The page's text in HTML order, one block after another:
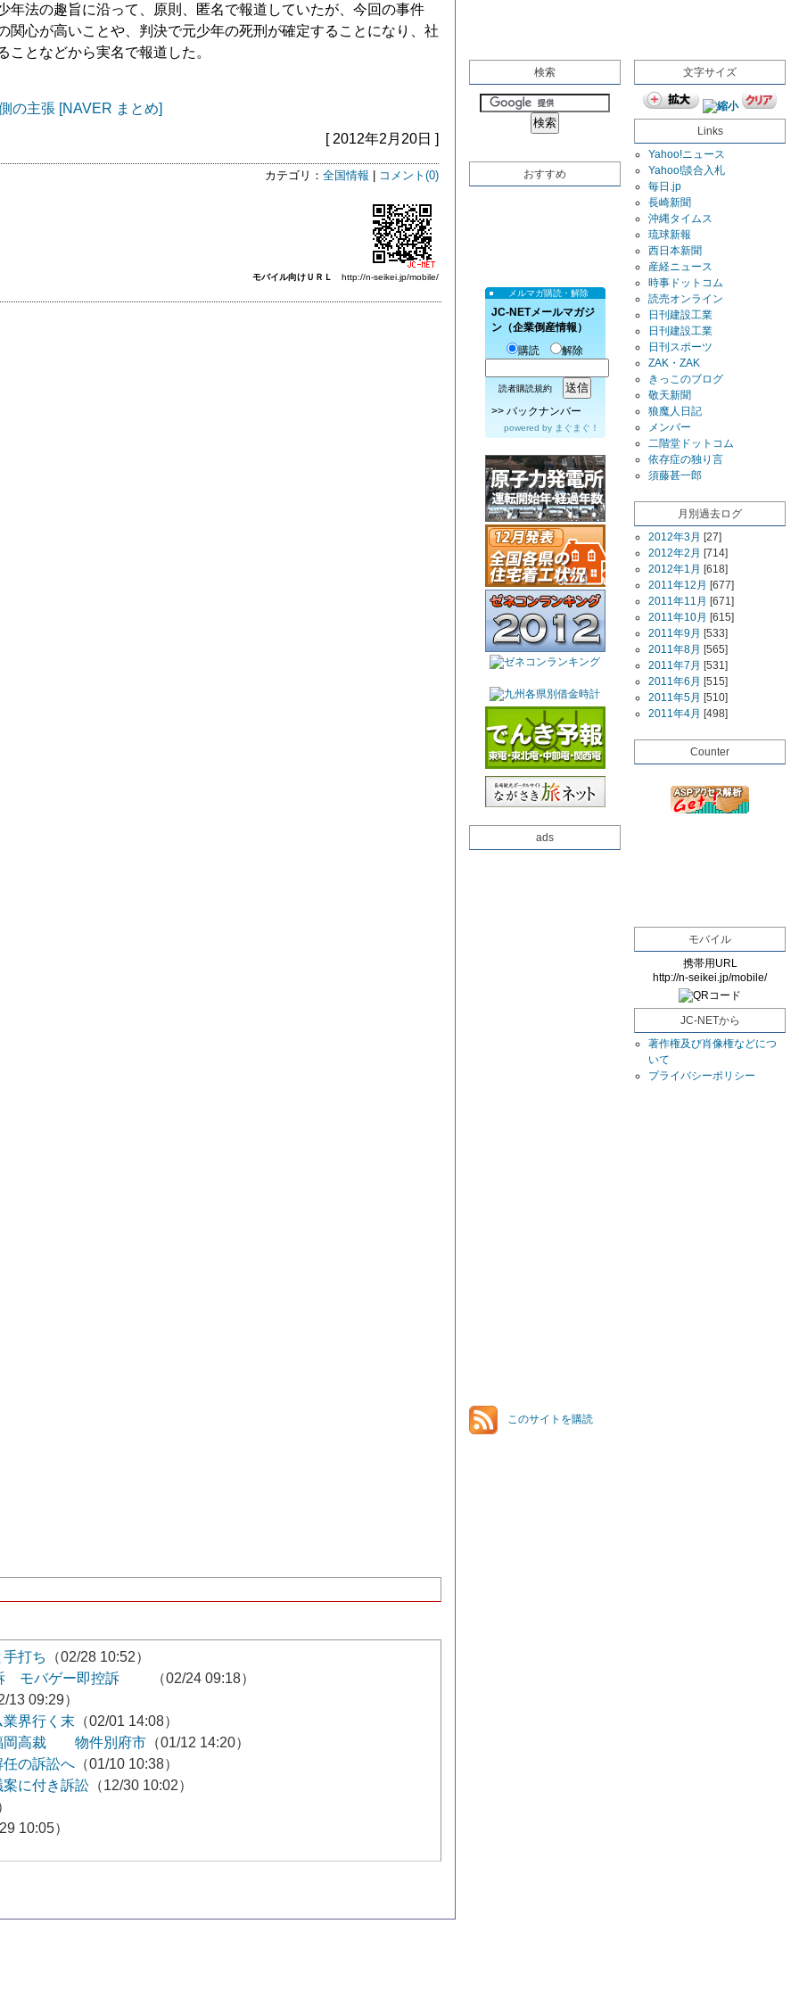
法の趣旨に沿って、原則、匿名で報道していたが、今回の事件
心が高いことや、判決で元少年の死刑が確定することになり、社
となどから実名で報道した。
の主張 [NAVER まとめ]
[ 2012年2月20日 ]
カテゴリ： 全国情報 コメント(0)
モバイル向けＵＲＬ http://n-seikei.jp/mobile/
打ち
（02/28 10:52）
訴 モバゲー即控訴
（02/24 09:18）
13 09:29）
界行く末 （02/01 14:08）
岡高裁 物件別府市 （01/12 14:20）
の訴訟へ （01/10 10:38）
に付き訴訟 （12/30 10:02）
10:05）
検索
おすすめ
メルマガ購読・解除
JC-NETメールマガジ
ン（企業倒産情報）
購読
解除
読者購読規約
>> バックナンバー
powered by まぐまぐ！
ads
このサイトを購読
文字サイズ
Links
Yahoo!ニュース
Yahoo!談合入札
毎日.jp
長崎新聞
沖縄タイムス
琉球新報
西日本新聞
産経ニュース
時事ドットコム
読売オンライン
日刊建設工業
日刊建設工業
日刊スポーツ
ZAK・ZAK
きっこのブログ
敬天新聞
狼魔人日記
メンバー
二階堂ドットコム
依存症の独り言
須藤甚一郎
月別過去ログ
2012年3月 [27]
2012年2月 [714]
2012年1月 [618]
2011年12月 [677]
2011年11月 [671]
2011年10月 [615]
2011年9月 [533]
2011年8月 [565]
2011年7月 [531]
2011年6月 [515]
2011年5月 [510]
2011年4月 [498]
Counter
モバイル
携帯用URL
http://n-seikei.jp/mobile/
JC-NETから
著作権及び肖像権などにつ
いて
プライバシーポリシー